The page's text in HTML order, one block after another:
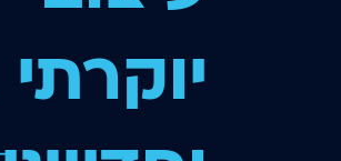
יוקרתי